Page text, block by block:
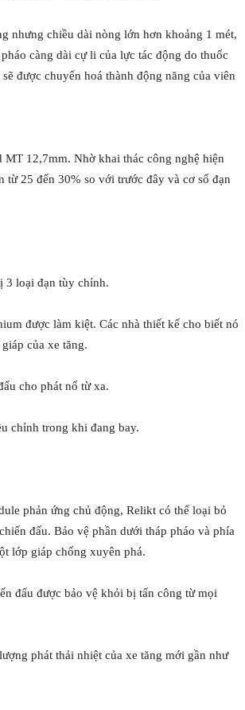
nhưng chiều dài nòng lớn hơn khoảng 1 mét,
càng dài cự li của lực tác động do thuốc
được chuyển hoá thành động năng của viên
12,7mm. Nhờ khai thác công nghệ hiện
từ 25 đến 30% so với trước đây và cơ số đạn
3 loại đạn tùy chỉnh.
được làm kiệt. Các nhà thiết kế cho biết nó
của xe tăng.
cho phát nổ từ xa.
chỉnh trong khi đang bay.
phản ứng chủ động, Relikt có thể loại bỏ
đấu. Bảo vệ phần dưới tháp pháo và phía
lớp giáp chống xuyên phá.
đấu được bảo vệ khỏi bị tấn công từ mọi
phát thải nhiệt của xe tăng mới gần như